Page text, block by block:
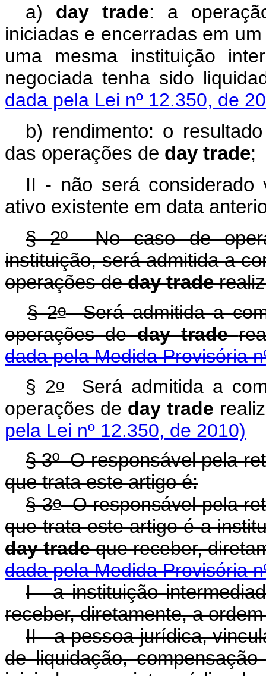
a) day trade: a
iniciadas e encerradas em
uma mesma instituição
negociada tenha sido
dada pela Lei nº 12.350, de
b) rendimento: o
das operações de day trade;
II - não será considerado
ativo existente em data
§ 2º No caso de
instituição, será admitida a
operações deday trade
§ 2oSerá admitida a
operações deday trade
dada pela Medida Provisória
§ 2o Será admitida a
operações de day trade
pela Lei nº 12.350, de 2010)
§ 3º O responsável pela
que trata este artigo é:
§ 3oO responsável pela
que trata este artigo é a
day tradeque receber,
dada pela Medida Provisória
I - a instituição
receber, diretamente, a
II - a pessoa jurídica,
de liquidação,